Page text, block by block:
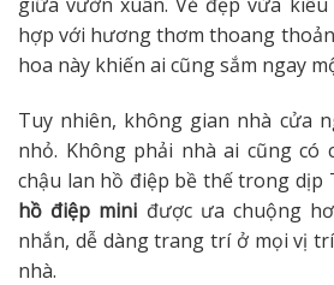
hợp với hương thơm thoang
hoa này khiến ai cũng sắm ngay
Tuy nhiên, không gian nhà cửa
nhỏ. Không phải nhà ai cũng
chậu lan hồ điệp bề thế trong dịp
hồ điệp mini được ưa chuộng
nhắn, dễ dàng trang trí ở mọi vị
nhà.